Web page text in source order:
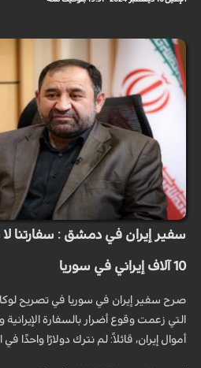
سفير إيران في دمشق : سفارتنا لا
10 آلاف إيراني في سوريا
صرح سفير إيران في سوريا في تصريح
أموال إيران، قائلاً: لم نترك دولارًا واحدًا